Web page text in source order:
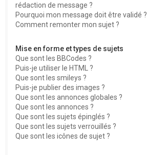
rédaction de message ?
Pourquoi mon message doit être validé ?
Comment remonter mon sujet ?
Mise en forme et types de sujets
Que sont les BBCodes ?
Puis-je utiliser le HTML ?
Que sont les smileys ?
Puis-je publier des images ?
Que sont les annonces globales ?
Que sont les annonces ?
Que sont les sujets épinglés ?
Que sont les sujets verrouillés ?
Que sont les icônes de sujet ?